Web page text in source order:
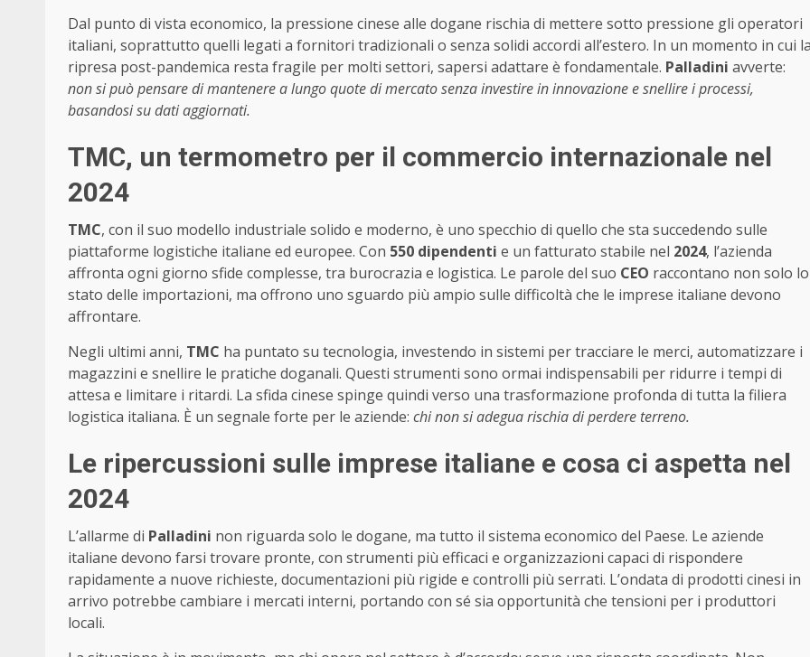
Dal punto di vista economico, la pressione cinese alle dogane rischia di mettere sotto pressione gli operatori
italiani, soprattutto quelli legati a fornitori tradizionali o senza solidi accordi all’estero. In un momento in cui
ripresa post-pandemica resta fragile per molti settori, sapersi adattare è fondamentale. Palladini avverte:
non si può pensare di mantenere a lungo quote di mercato senza investire in innovazione e snellire i processi,
basandosi su dati aggiornati.
TMC, un termometro per il commercio internazionale nel
2024
TMC, con il suo modello industriale solido e moderno, è uno specchio di quello che sta succedendo sulle
piattaforme logistiche italiane ed europee. Con 550 dipendenti e un fatturato stabile nel 2024, l’azienda
affronta ogni giorno sfide complesse, tra burocrazia e logistica. Le parole del suo CEO raccontano non solo lo
stato delle importazioni, ma offrono uno sguardo più ampio sulle difficoltà che le imprese italiane devono
affrontare.
Negli ultimi anni, TMC ha puntato su tecnologia, investendo in sistemi per tracciare le merci, automatizzare i
magazzini e snellire le pratiche doganali. Questi strumenti sono ormai indispensabili per ridurre i tempi di
attesa e limitare i ritardi. La sfida cinese spinge quindi verso una trasformazione profonda di tutta la filiera
logistica italiana. È un segnale forte per le aziende: chi non si adegua rischia di perdere terreno.
Le ripercussioni sulle imprese italiane e cosa ci aspetta nel
2024
L’allarme di Palladini non riguarda solo le dogane, ma tutto il sistema economico del Paese. Le aziende
italiane devono farsi trovare pronte, con strumenti più efficaci e organizzazioni capaci di rispondere
rapidamente a nuove richieste, documentazioni più rigide e controlli più serrati. L’ondata di prodotti cinesi in
arrivo potrebbe cambiare i mercati interni, portando con sé sia opportunità che tensioni per i produttori
locali.